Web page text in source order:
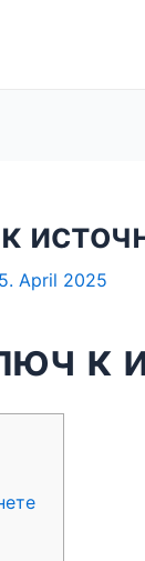
5. April 2025
к